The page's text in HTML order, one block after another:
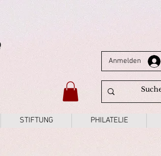
Anmelden
STIFTUNG PHILATELIE